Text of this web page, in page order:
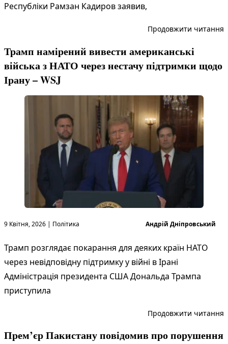
Республіки Рамзан Кадиров заявив,
Продовжити читання
Трамп намірений вивести американські
війська з НАТО через нестачу підтримки щодо
Ірану – WSJ
9 Квітня, 2026 | Політика
Опубліковано
Андрій Дніпровський
Трамп розглядає покарання для деяких країн НАТО
через невідповідну підтримку у війні в Ірані
Адміністрація президента США Дональда Трампа
приступила
Продовжити читання
Прем’єр Пакистану повідомив про порушення